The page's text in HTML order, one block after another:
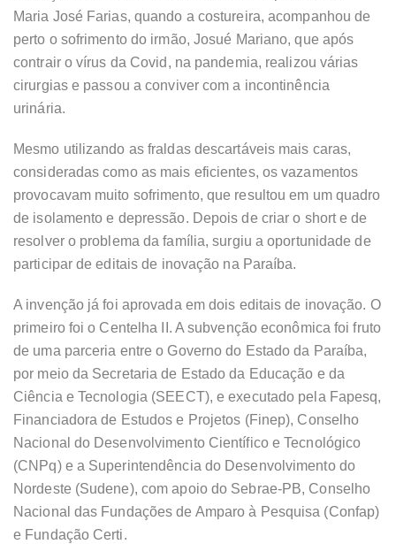
Maria José Farias, quando a costureira, acompanhou de
perto o sofrimento do irmão, Josué Mariano, que após
contrair o vírus da Covid, na pandemia, realizou várias
cirurgias e passou a conviver com a incontinência
urinária.
Mesmo utilizando as fraldas descartáveis mais caras,
consideradas como as mais eficientes, os vazamentos
provocavam muito sofrimento, que resultou em um quadro
de isolamento e depressão. Depois de criar o short e de
resolver o problema da família, surgiu a oportunidade de
participar de editais de inovação na Paraíba.
A invenção já foi aprovada em dois editais de inovação. O
primeiro foi o Centelha II. A subvenção econômica foi fruto
de uma parceria entre o Governo do Estado da Paraíba,
por meio da Secretaria de Estado da Educação e da
Ciência e Tecnologia (SEECT), e executado pela Fapesq,
Financiadora de Estudos e Projetos (Finep), Conselho
Nacional do Desenvolvimento Científico e Tecnológico
(CNPq) e a Superintendência do Desenvolvimento do
Nordeste (Sudene), com apoio do Sebrae-PB, Conselho
Nacional das Fundações de Amparo à Pesquisa (Confap)
e Fundação Certi.